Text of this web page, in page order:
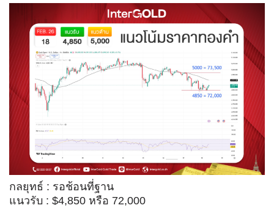
กลยุทธ์ : รอช้อนที่ฐาน
แนวรับ : $4,850 หรือ 72,000